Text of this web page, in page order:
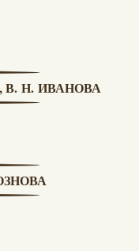
В. Н. ИВАНОВА